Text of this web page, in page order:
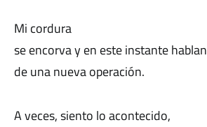
Mi cordura
se encorva y en este instante hablan
de una nueva operación.
A veces, siento lo acontecido,